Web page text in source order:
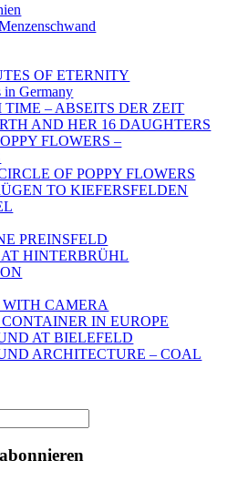
OF ETERNITY
in Germany
TIME – ABSEITS DER ZEIT
AND HER 16 DAUGHTERS
FLOWERS –
OF POPPY FLOWERS
TO KIEFERSFELDEN
PREINSFELD
AT HINTERBRÜHL
CAMERA
IN EUROPE
AT BIELEFELD
ARCHITECTURE – COAL